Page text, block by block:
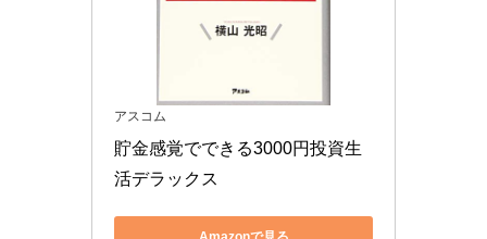
アスコム
貯金感覚でできる3000円投資生
活デラックス